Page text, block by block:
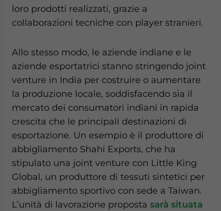
loro prodotti realizzati, grazie a
collaborazioni tecniche con player stranieri.
Allo stesso modo, le aziende indiane e le
aziende esportatrici stanno stringendo joint
venture in India per costruire o aumentare
la produzione locale, soddisfacendo sia il
mercato dei consumatori indiani in rapida
crescita che le principali destinazioni di
esportazione. Un esempio è il produttore di
abbigliamento Shahi Exports, che ha
stipulato una joint venture con Little King
Global, un produttore di tessuti sintetici per
abbigliamento sportivo con sede a Taiwan.
L’unità di lavorazione proposta sarà situata